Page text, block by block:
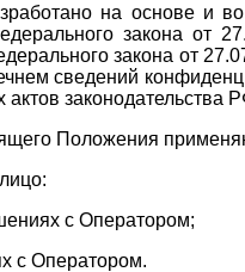
на основе и во
закона
закона от
сведений
законодательства
Положения
с Оператором;
с Оператором.